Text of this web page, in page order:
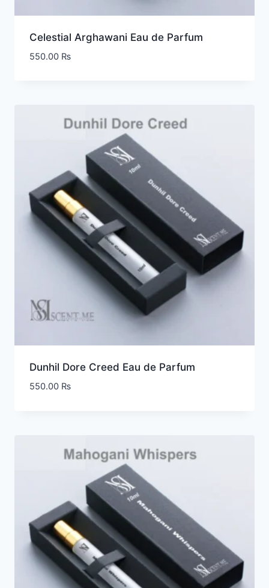
Celestial Arghawani Eau de Parfum
550.00 ₨
Dunhil Dore Creed Eau de Parfum
550.00 ₨